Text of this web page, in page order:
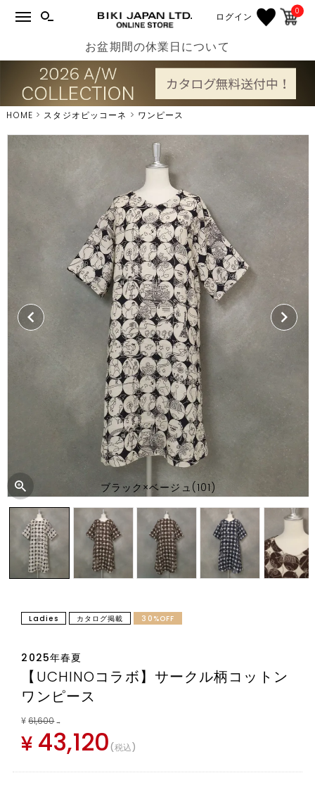
ログイン 0
お盆期間の休業日について
HOME スタジオピッコーネ ワンピース
ブラック×ベージュ(101)
Ladies カタログ掲載 30%OFF
2025年春夏
【UCHINOコラボ】サークル柄コットン
ワンピース
¥ 61,600 →
¥ 43,120 税込